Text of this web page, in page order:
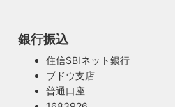
暮らしを照らす名脇役・
ジスタイル
照明は暮らしの名脇役！メインの
安心のPSE適合照明・電気
ハイロミドットコムで販売する照
合格した照明です。製造後や出荷
のオリジナル照明はもちろん、ア
銀行振込
住信SBIネット銀行
ブドウ支店
普通口座